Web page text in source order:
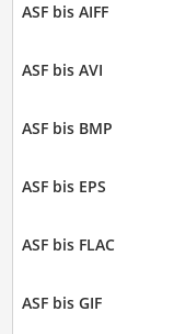
ASF bis AIFF
ASF bis AVI
ASF bis BMP
ASF bis EPS
ASF bis FLAC
ASF bis GIF